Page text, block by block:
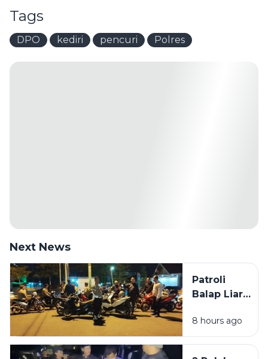
Tags
DPO kediri pencuri Polres
Next News
Patroli
Balap Liar,
Amankan
62 Motor di
8 hours ago